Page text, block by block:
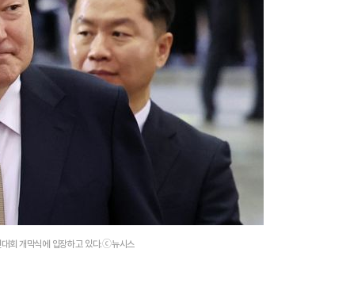
회 개막식에 입장하고 있다.ⓒ뉴시스